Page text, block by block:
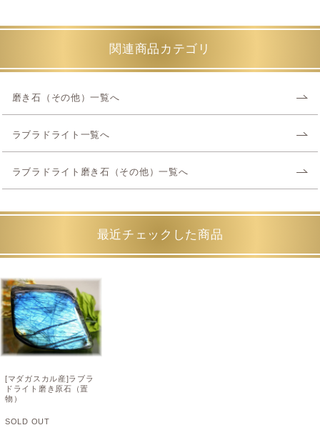
関連商品カテゴリ
磨き石（その他）一覧へ
ラブラドライト一覧へ
ラブラドライト磨き石（その他）一覧へ
最近チェックした商品
[マダガスカル産]ラブラ
ドライト磨き原石（置
物）
SOLD OUT